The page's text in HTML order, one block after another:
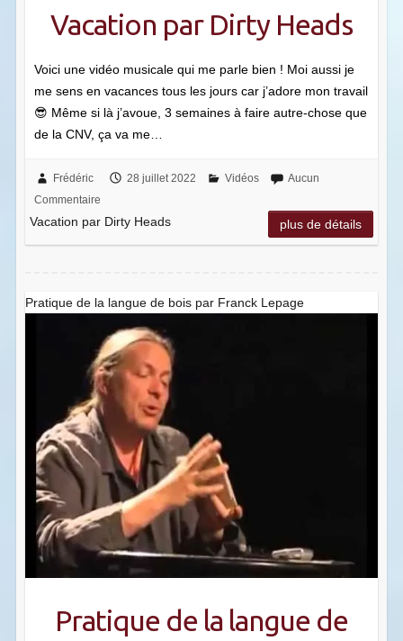
Vacation par Dirty Heads
Voici une vidéo musicale qui me parle bien ! Moi aussi je
me sens en vacances tous les jours car j’adore mon travail
😎 Même si là j’avoue, 3 semaines à faire autre-chose que
de la CNV, ça va me…
Frédéric 28 juillet 2022 Vidéos
Aucun
Commentaire
Vacation par Dirty Heads plus de détails
Pratique de la langue de bois par Franck Lepage
Pratique de la langue de